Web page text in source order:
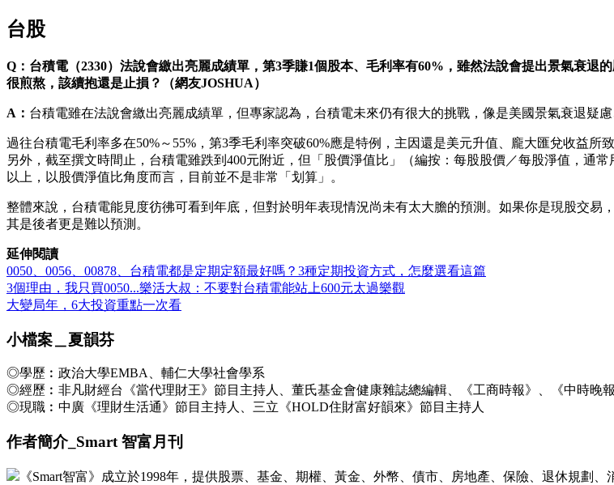
台股
Q：台積電（2330）法說會繳出亮麗成績單，第3季賺1個股本、毛利率有60%，雖然法說會提出景氣衰退
很煎熬，該續抱還是止損？（網友JOSHUA）
A： 台積電雖在法說會繳出亮麗成績單，但專家認為，台積電未來仍有很大的挑戰，像是美國景氣衰退疑
過往台積電毛利率多在50%～55%，第3季毛利率突破60%應是特例，主因還是美元升值、龐大匯兌收益
另外，截至撰文時間止，台積電雖跌到400元附近，但「股價淨值比」（編按：每股股價／每股淨值，通
以上，以股價淨值比角度而言，目前並不是非常「划算」。
整體來說，台積電能見度彷彿可看到年底，但對於明年表現情況尚未有太大膽的預測。如果你是現股交
其是後者更是難以預測。
延伸閱讀
0050、0056、00878、台積電都是定期定額最好嗎？3種定期投資方式，怎麼選看這篇
3個理由，我只買0050...樂活大叔：不要對台積電能站上600元太過樂觀
大變局年，6大投資重點一次看
小檔案＿夏韻芬
◎學歷︰政治大學EMBA、輔仁大學社會學系
◎經歷︰非凡財經台《當代理財王》節目主持人、董氏基金會健康雜誌總編輯、《工商時報》、《中時晚
◎現職︰中廣《理財生活通》節目主持人、三立《HOLD住財富好韻來》節目主持人
作者簡介_Smart 智富月刊
《Smart智富》成立於1998年，提供股票、基金、期權、黃金、外幣、債市、房地產、保險、退休規劃